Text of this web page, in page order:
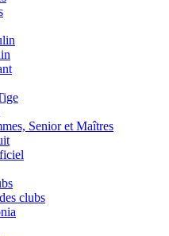
Senior et Maîtres
clubs